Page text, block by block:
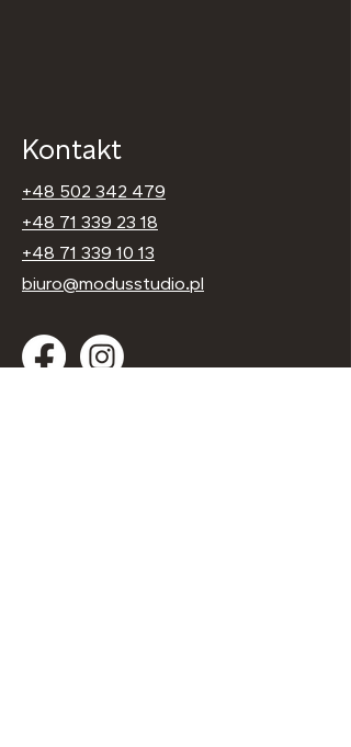
Kontakt
+48 502 342 479
+48 71 339 23 18
+48 71 339 10 13
biuro@modusstudio.pl